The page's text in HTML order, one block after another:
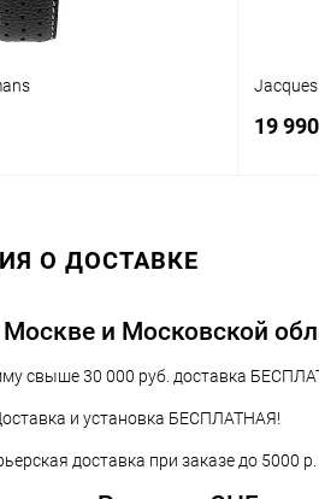
В наличии
19
В
О ДОСТАВКЕ
и Московской
свыше 30 000 руб. доставка
и установка БЕСПЛАТНАЯ!
доставка при заказе до 5000